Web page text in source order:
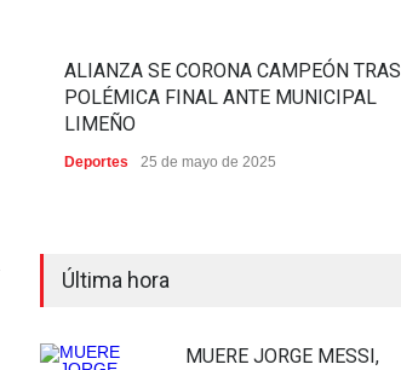
ALIANZA SE CORONA CAMPEÓN TRAS
POLÉMICA FINAL ANTE MUNICIPAL
LIMEÑO
Deportes 25 de mayo de 2025
Última hora
MUERE JORGE MESSI,